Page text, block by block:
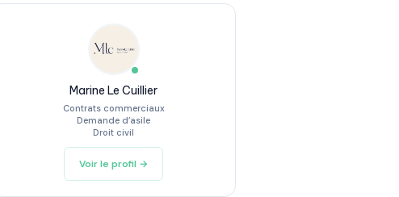
Marine Le Cuillier
Contrats commerciaux
Demande d’asile
Droit civil
Voir le profil →